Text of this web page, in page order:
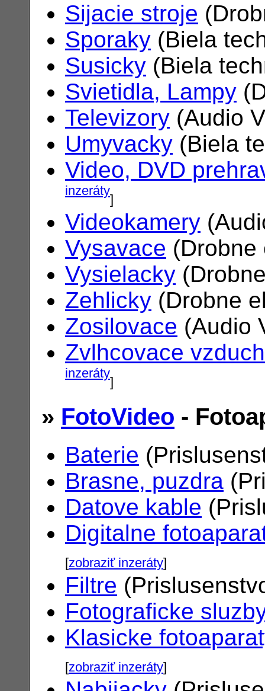
Sijacie stroje
Sporaky (Biela
Susicky (Biela
Svietidla, Lampy
Televizory (Audio
Umyvacky (Biela
Video, DVD
inzeráty]
Videokamery
Vysavace
Vysielacky
Zehlicky (Drobne
Zosilovace (Audio
Zvlhcovace
inzeráty]
» FotoVideo -
Baterie
Brasne, puzdra
Datove kable
Digitalne
[zobraziť inzeráty]
Filtre
Fotograficke
Klasicke
[zobraziť inzeráty]